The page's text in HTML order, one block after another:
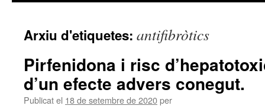
Arxiu d'etiquetes: antifibròtics
Pirfenidona i risc
d’un efecte advers conegut.
Publicat el 18 de setembre de 2020per